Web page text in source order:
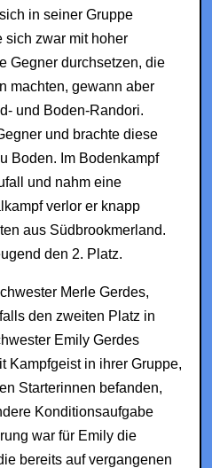
in seiner Gruppe
sich zwar mit hoher
Gegner durchsetzen, die
machten, gewann aber
und Boden-Randori.
und brachte diese
Boden. Im Bodenkampf
und nahm eine
verlor er knapp
aus Südbrookmerland.
den 2. Platz.
Merle Gerdes,
den zweiten Platz in
Emily Gerdes
Kampfgeist in ihrer Gruppe,
Starterinnen befanden,
Konditionsaufgabe
war für Emily die
bereits auf vergangenen